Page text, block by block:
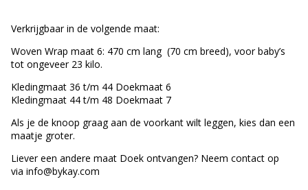
Verkrijgbaar in de volgende maat:
Woven Wrap maat 6: 470 cm lang (70 cm breed), voor baby’s
tot ongeveer 23 kilo.
Kledingmaat 36 t/m 44 Doekmaat 6
Kledingmaat 44 t/m 48 Doekmaat 7
Als je de knoop graag aan de voorkant wilt leggen, kies dan een
maatje groter.
Liever een andere maat Doek ontvangen? Neem contact op
via info@bykay.com